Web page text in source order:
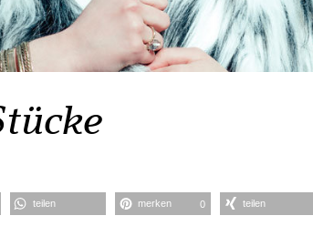
teilen merken 0 teilen